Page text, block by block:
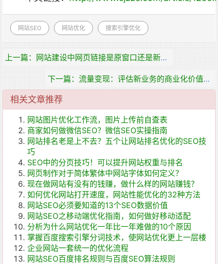
网站SEO 网站优化 搜索引擎优化
上一篇：网站建设中网页链接是原窗口还是新窗口打开比较好
下一篇：流量变现：评估新业务的商业化价值转化为广告变现模式
相关文章推荐
网站图片优化工作流，图片上传前自查表
商家如何做微信SEO？微信SEO实操指南
网站排名老是上不去？五个让网站排名优化的SEO技
巧
SEO中的分页技巧！可以提升网站权重与排名
网页制作对于简体繁体中网站字体如何定义？
现在做网站有没有的钱赚，做什么样的网站赚钱？
如何优化网站打开速度，网站性能优化的32种方法
网站SEO必须要知道的13个SEO数据价值
网站SEO之移动端优化指南，如何做好移动适配
分析为什么网站优化一年比一年难做的10个原因
掌握百度搜索引擎分词技术，使网站优化更上一层楼
企业网站一套统一的优化流程
网站SEO百度排名规则与百度SEO算法规则